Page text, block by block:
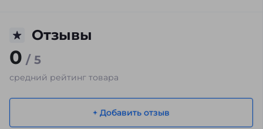
Отзывы
0 / 5
средний рейтинг товара
+ Добавить отзыв